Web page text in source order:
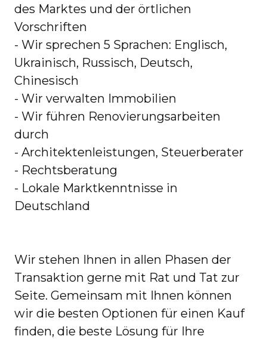
des Marktes und der örtlichen
Vorschriften
- Wir sprechen 5 Sprachen: Englisch,
Ukrainisch, Russisch, Deutsch,
Chinesisch
- Wir verwalten Immobilien
- Wir führen Renovierungsarbeiten
durch
- Architektenleistungen, Steuerberater
- Rechtsberatung
- Lokale Marktkenntnisse in
Deutschland
Wir stehen Ihnen in allen Phasen der
Transaktion gerne mit Rat und Tat zur
Seite. Gemeinsam mit Ihnen können
wir die besten Optionen für einen Kauf
finden, die beste Lösung für Ihre